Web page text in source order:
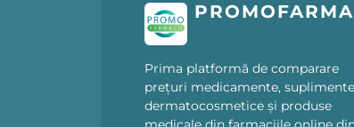
Prima platformă de comparare
prețuri medicamente,
dermatocosmetice și produse